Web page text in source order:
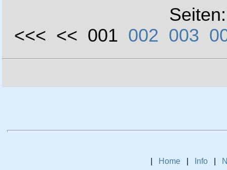
<<< << 001 002 003
Home Info